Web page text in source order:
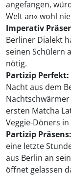
angefangen,
Welt an« wohl
Imperativ
Berliner Dialekt
seinen Schülern
nötig.
Partizip Perfekt:
Nacht aus dem
ersten Matcha
Veggie-Döners
Partizip Präsens:
eine letzte
aus Berlin an
öffnet gelassen